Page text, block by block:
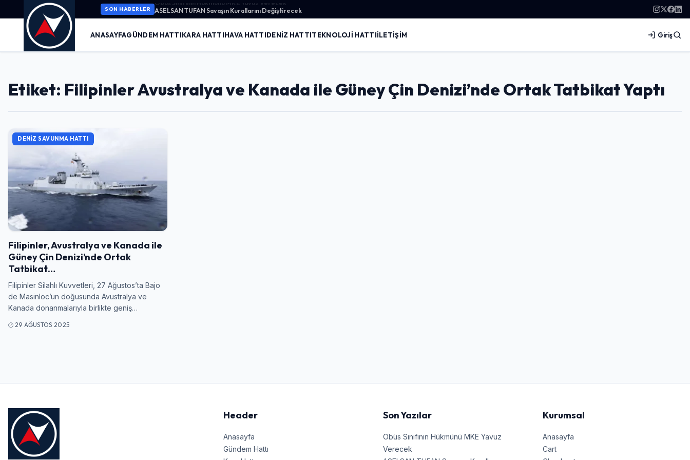
SON HABERLER ASELSAN TUFAN Savaşın Kurallarını Değiştirecek
ANASAYFAGÜNDEM HATTIKARA HATTIHAVA HATTIDENIZ HATTITEKNOLOJI HATTIİLETIŞIM Giriş
Etiket: Filipinler Avustralya ve Kanada ile Güney Çin Denizi’nde Ortak Tatbikat Yaptı
DENIZ SAVUNMA HATTI
Filipinler, Avustralya ve Kanada ile
Güney Çin Denizi’nde Ortak
Tatbikat…
Filipinler Silahlı Kuvvetleri, 27 Ağustos’ta Bajo
de Masinloc’un doğusunda Avustralya ve
Kanada donanmalarıyla birlikte geniş…
29 AĞUSTOS 2025
Header
Anasayfa
Gündem Hattı
Son Yazılar
Obüs Sınıfının Hükmünü MKE Yavuz
Verecek
Kurumsal
Anasayfa
Cart